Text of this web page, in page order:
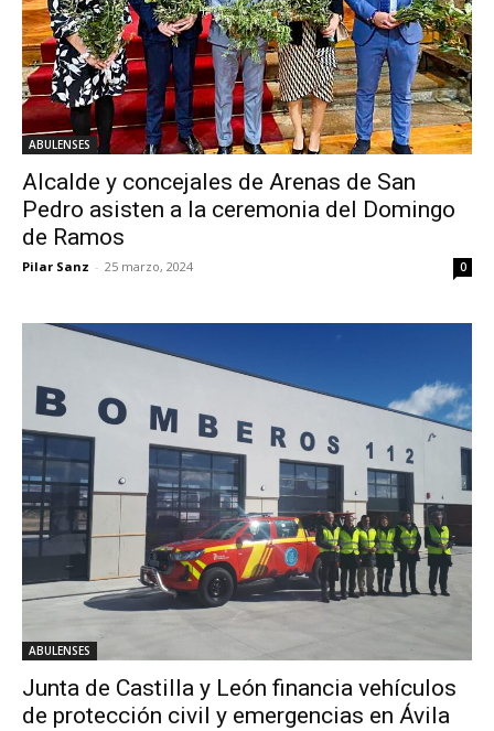
ABULENSES
Alcalde y concejales de Arenas de San
Pedro asisten a la ceremonia del Domingo
de Ramos
Pilar Sanz - 25 marzo, 2024 0
ABULENSES
Junta de Castilla y León financia vehículos
de protección civil y emergencias en Ávila